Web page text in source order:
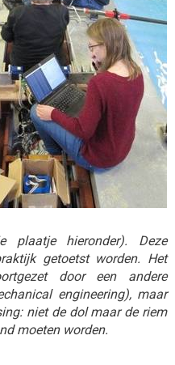
plaatje hieronder). Deze
getoetst worden. Het
door een andere
engineering), maar
niet de dol maar de riem
moeten worden.